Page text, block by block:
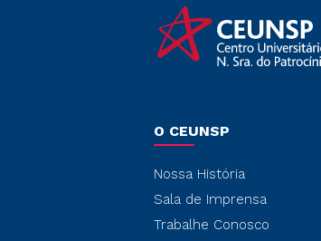
O CEUNSP
Nossa História
Sala de Imprensa
Trabalhe Conosco